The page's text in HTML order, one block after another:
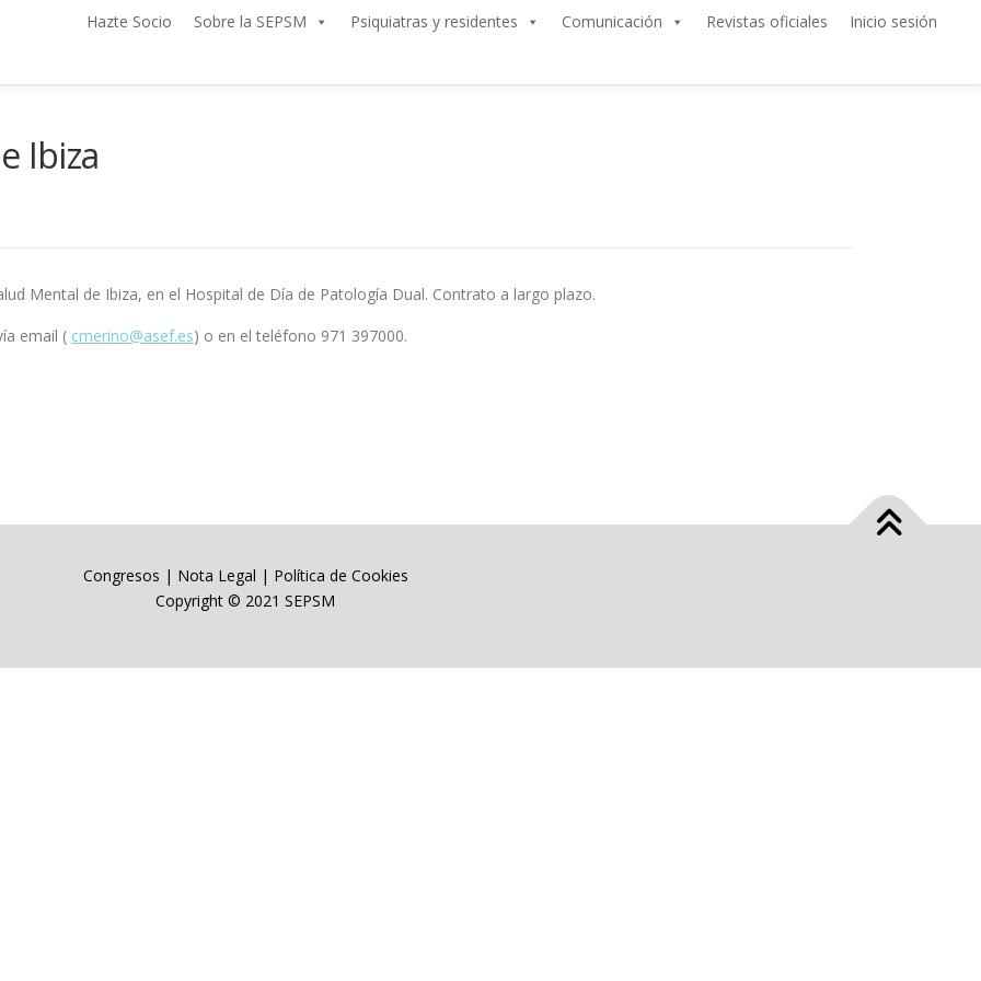
Hazte Socio Sobre la SEPSM Psiquiatras y residentes Comunicación Revistas oficiales Inicio sesión
Ibiza
Mental de Ibiza, en el Hospital de Día de Patología Dual. Contrato a largo plazo.
email ( cmerino@asef.es) o en el teléfono 971 397000.
Congresos | Nota Legal | Política de Cookies
Copyright © 2021 SEPSM